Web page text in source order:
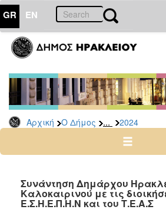
GR EN
Αρχική Ο Δήμος ... 2024
ΔΗΜΟΣ
Δελτία
Τύπου
Αρχείο
2026
2024
2022
Συνάντηση Δημάρχου
Καλοκαιρινού με τις
Ε.Σ.Η.Ε.Π.Η.Ν και του Τ.Ε.Α.Σ